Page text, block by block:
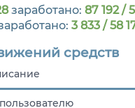
заработано: 87 192 /
3 833 / 58
средств